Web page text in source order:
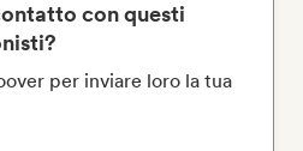
con questi
per inviare loro la tua